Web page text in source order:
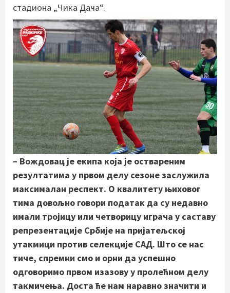
стадиона „Чика Дача“.
– Вождовац је екипа која је оствареним
резултатима у првом делу сезоне заслужила
максималан респект. О квалитету њиховог
тима довољно говори податак да су недавно
имали тројицу или четворицу играча у саставу
репрезентације Србије на пријатељској
утакмици против селекције САД. Што се нас
тиче, спремни смо и орни да успешно
одговоримо првом изазову у пролећном делу
такмичења. Доста ће нам наравно значити и